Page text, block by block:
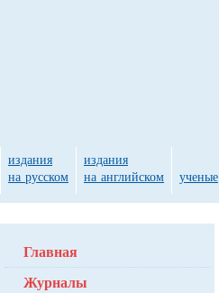
Главная
Журналы
издания
на русском
издания
на английском
ученые